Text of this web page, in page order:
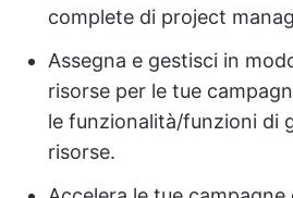
complete di project
Assegna e gestisci in
risorse per le tue
le funzionalità/funzioni di
risorse.